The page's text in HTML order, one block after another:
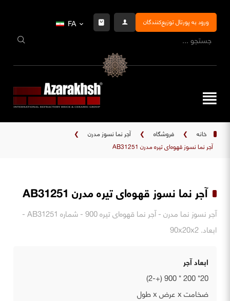
ورود به پورتال توزیع‌کنندگان FA
خانه ❯ فروشگاه ❯ آجر نما نسوز مدرن
❯
آجر نما نسوز قهوه‌ای تیره مدرن AB31251
آجر نما نسوز قهوه‌ای تیره مدرن AB31251
آجر نسوز نما مدرن - آجر نما قهوه‌ای تیره 900 - شماره AB31251 -
ابعاد. 90x20x2
ابعاد آجر
20* 200 * 900 (+-2)
ضخامت x عرض x طول